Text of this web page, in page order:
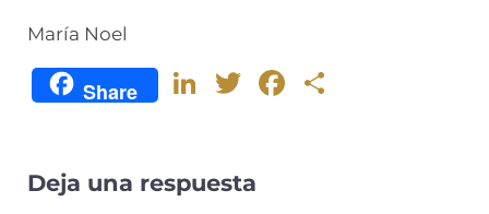
María Noel
Share
Li
e
T
te
F
Deja una respuesta